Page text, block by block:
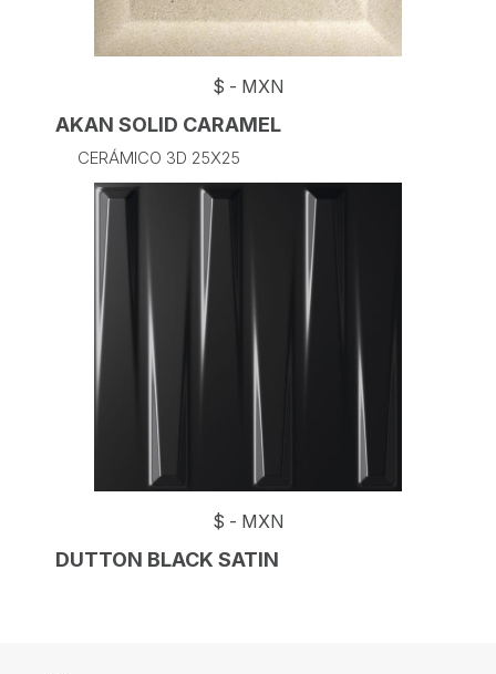
$ - MXN
AKAN SOLID CARAMEL
CERÁMICO 3D 25X25
$ - MXN
DUTTON BLACK SATIN